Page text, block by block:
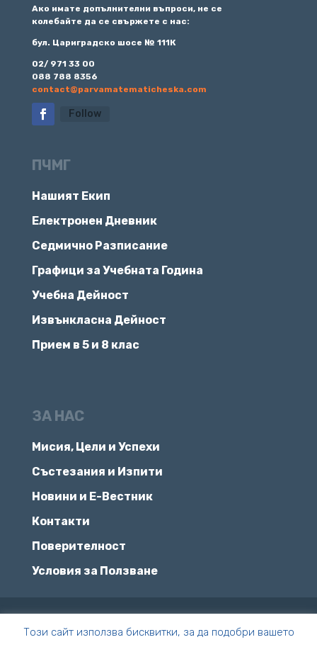
Ако имате допълнителни въпроси, не се
колебайте да се свържете с нас:
бул. Цариградско шосе № 111К
02/ 971 33 00
088 788 8356
contact@parvamatematicheska.com
Follow
ПЧМГ
Нашият Екип
Електронен Дневник
Седмично Разписание
Графици за Учебната Година
Учебна Дейност
Извънкласна Дейност
Прием в 5 и 8 клас
ЗА НАС
Мисия, Цели и Успехи
Състезания и Изпити
Новини и Е-Вестник
Контакти
Поверителност
Условия за Ползване
© Всички права запазени | ПЧМГ
Този сайт използва бисквитки, за да подобри вашето